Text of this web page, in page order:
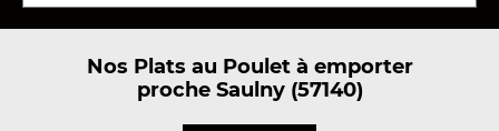
Nos Plats au Poulet à emporter
proche Saulny (57140)